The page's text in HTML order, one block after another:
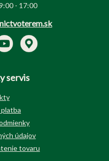
- 17:00
servis
údajov
tovaru